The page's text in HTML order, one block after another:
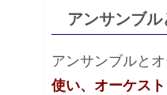
アンサンブ
アンサンブルと
使い、オーケス